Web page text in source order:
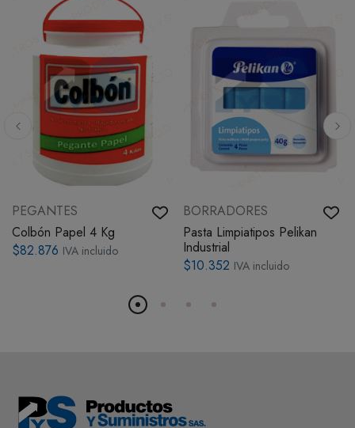
PEGANTES
Colbón Papel 4 Kg
$82.876 IVA incluido
BORRADORES
Pasta Limpiatipos Pelikan
Industrial
$10.352 IVA incluido